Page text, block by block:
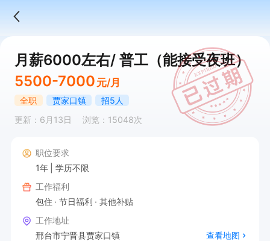
月薪6000左右/ 普工（能接受夜班）
5500-7000 元/月
全职 贾家口镇
招5人
更新：6月13日
浏览：15048次
职位要求
1年
学历不限
工作福利
包住
节日福利
其他补贴
工作地址
邢台市宁晋县贾家口镇
查看地图